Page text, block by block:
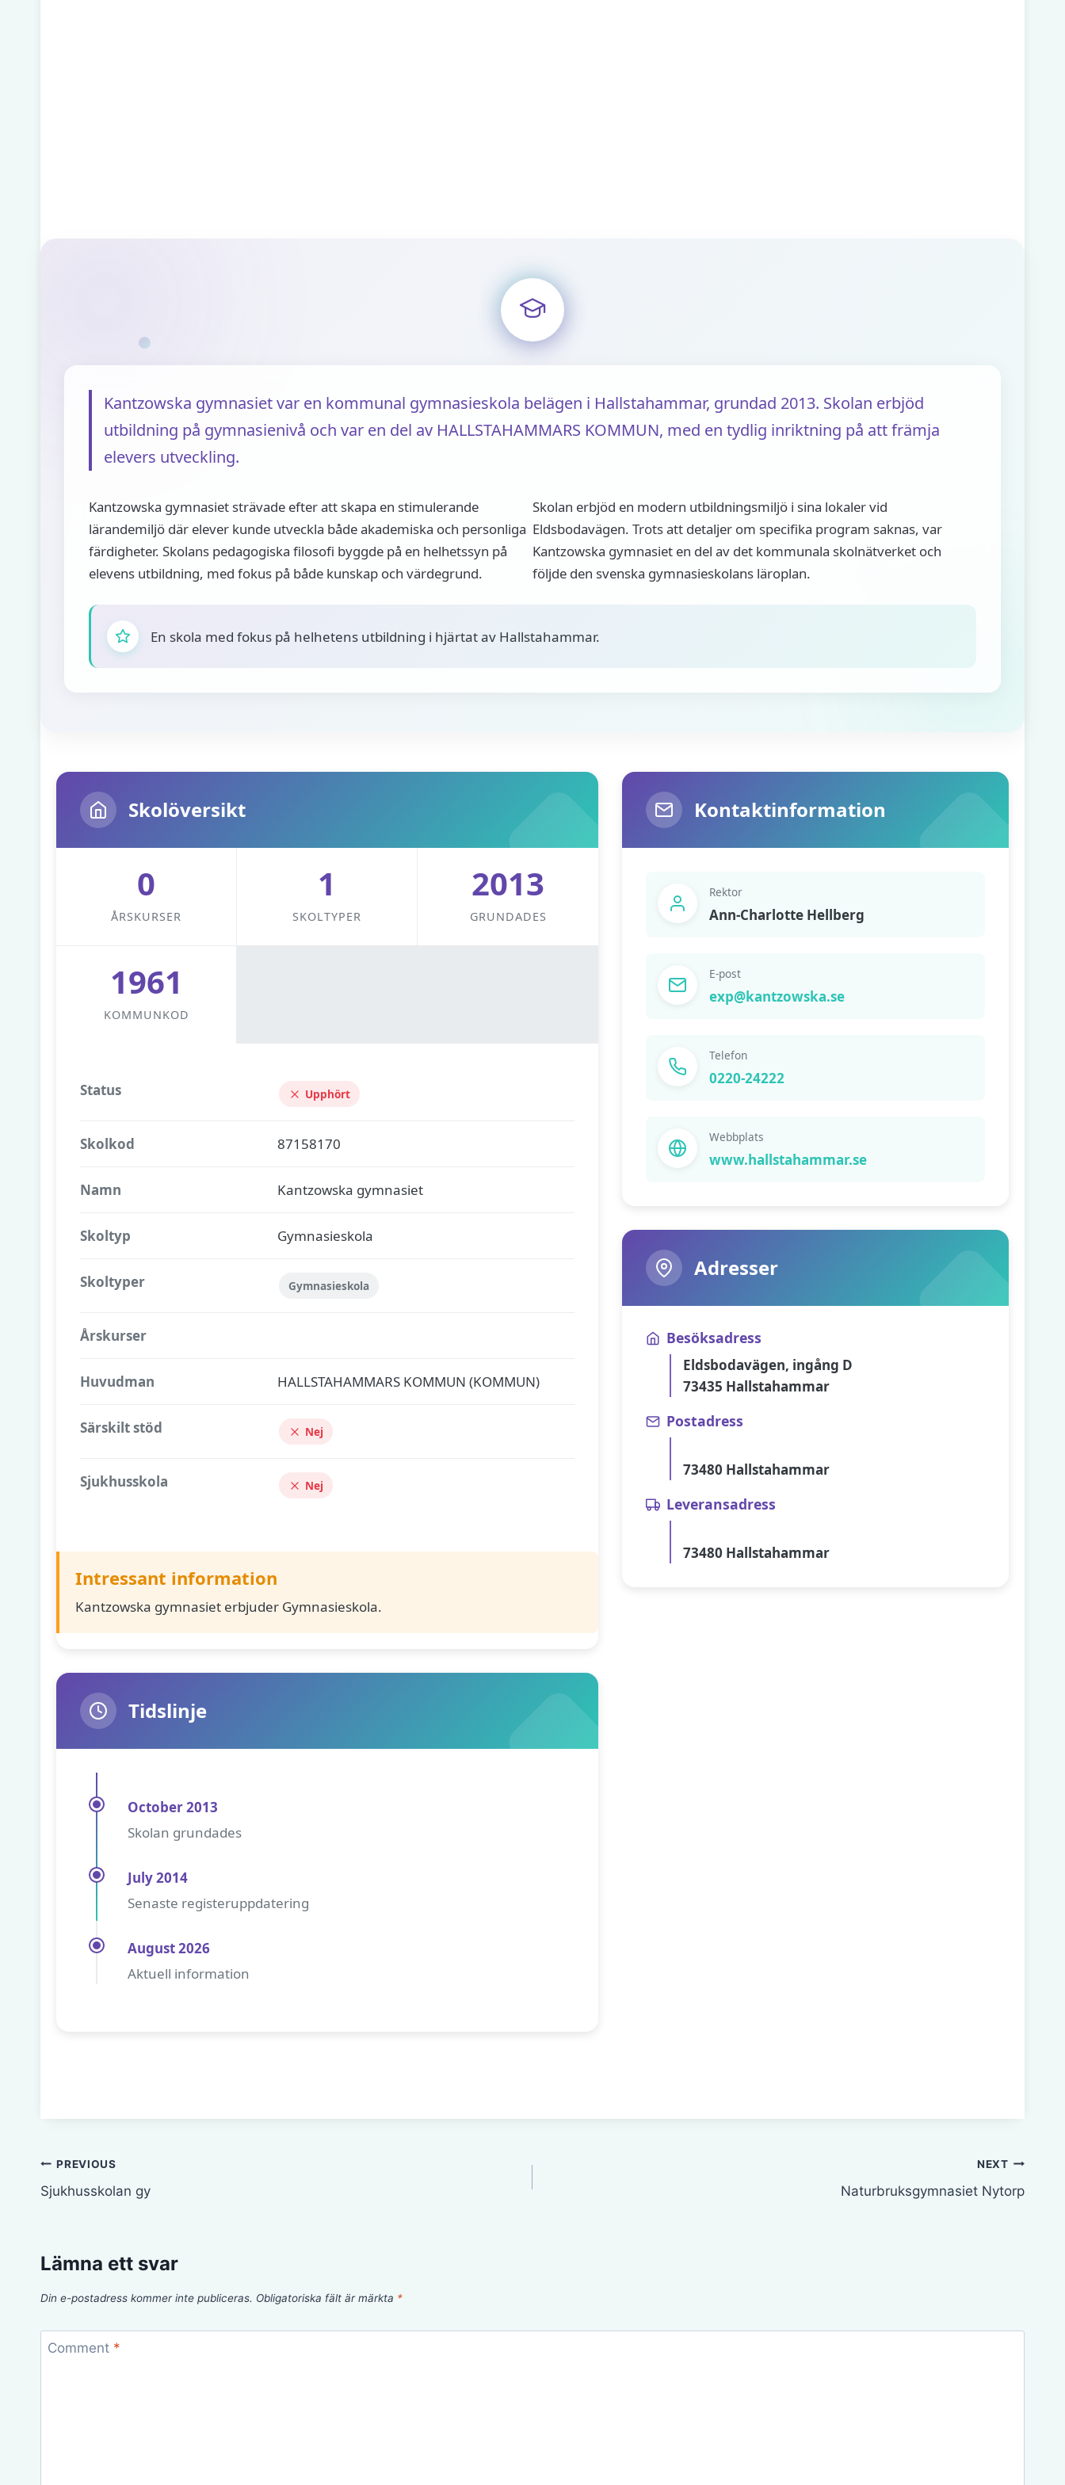
Kantzowska gymnasiet var en kommunal gymnasieskola belägen i Hallstahammar, grundad 2013. Skolan erbjöd
utbildning på gymnasienivå och var en del av HALLSTAHAMMARS KOMMUN, med en tydlig inriktning på att främja
elevers utveckling.
Kantzowska gymnasiet strävade efter att skapa en stimulerande
lärandemiljö där elever kunde utveckla både akademiska och personliga
färdigheter. Skolans pedagogiska filosofi byggde på en helhetssyn på
elevens utbildning, med fokus på både kunskap och värdegrund.
Skolan erbjöd en modern utbildningsmiljö i sina lokaler vid
Eldsbodavägen. Trots att detaljer om specifika program saknas, var
Kantzowska gymnasiet en del av det kommunala skolnätverket och
följde den svenska gymnasieskolans läroplan.
En skola med fokus på helhetens utbildning i hjärtat av Hallstahammar.
Skolöversikt
0
ÅRSKURSER
1
SKOLTYPER
2013
GRUNDADES
1961
KOMMUNKOD
Status Upphört
Skolkod 87158170
Namn Kantzowska gymnasiet
Skoltyp Gymnasieskola
Skoltyper Gymnasieskola
Årskurser
Huvudman HALLSTAHAMMARS KOMMUN (KOMMUN)
Särskilt stöd Nej
Sjukhusskola Nej
Intressant information
Kantzowska gymnasiet erbjuder Gymnasieskola.
Tidslinje
October 2013
Skolan grundades
July 2014
Senaste registeruppdatering
August 2026
Aktuell information
Kontaktinformation
Rektor
Ann-Charlotte Hellberg
E-post
exp@kantzowska.se
Telefon
0220-24222
Webbplats
www.hallstahammar.se
Adresser
Besöksadress
Eldsbodavägen, ingång D
73435 Hallstahammar
Postadress
73480 Hallstahammar
Leveransadress
73480 Hallstahammar
Inläggsnavigering
PREVIOUS
Sjukhusskolan gy
NEXT
Naturbruksgymnasiet Nytorp
Lämna ett svar
Din e-postadress kommer inte publiceras. Obligatoriska fält är märkta *
Comment *